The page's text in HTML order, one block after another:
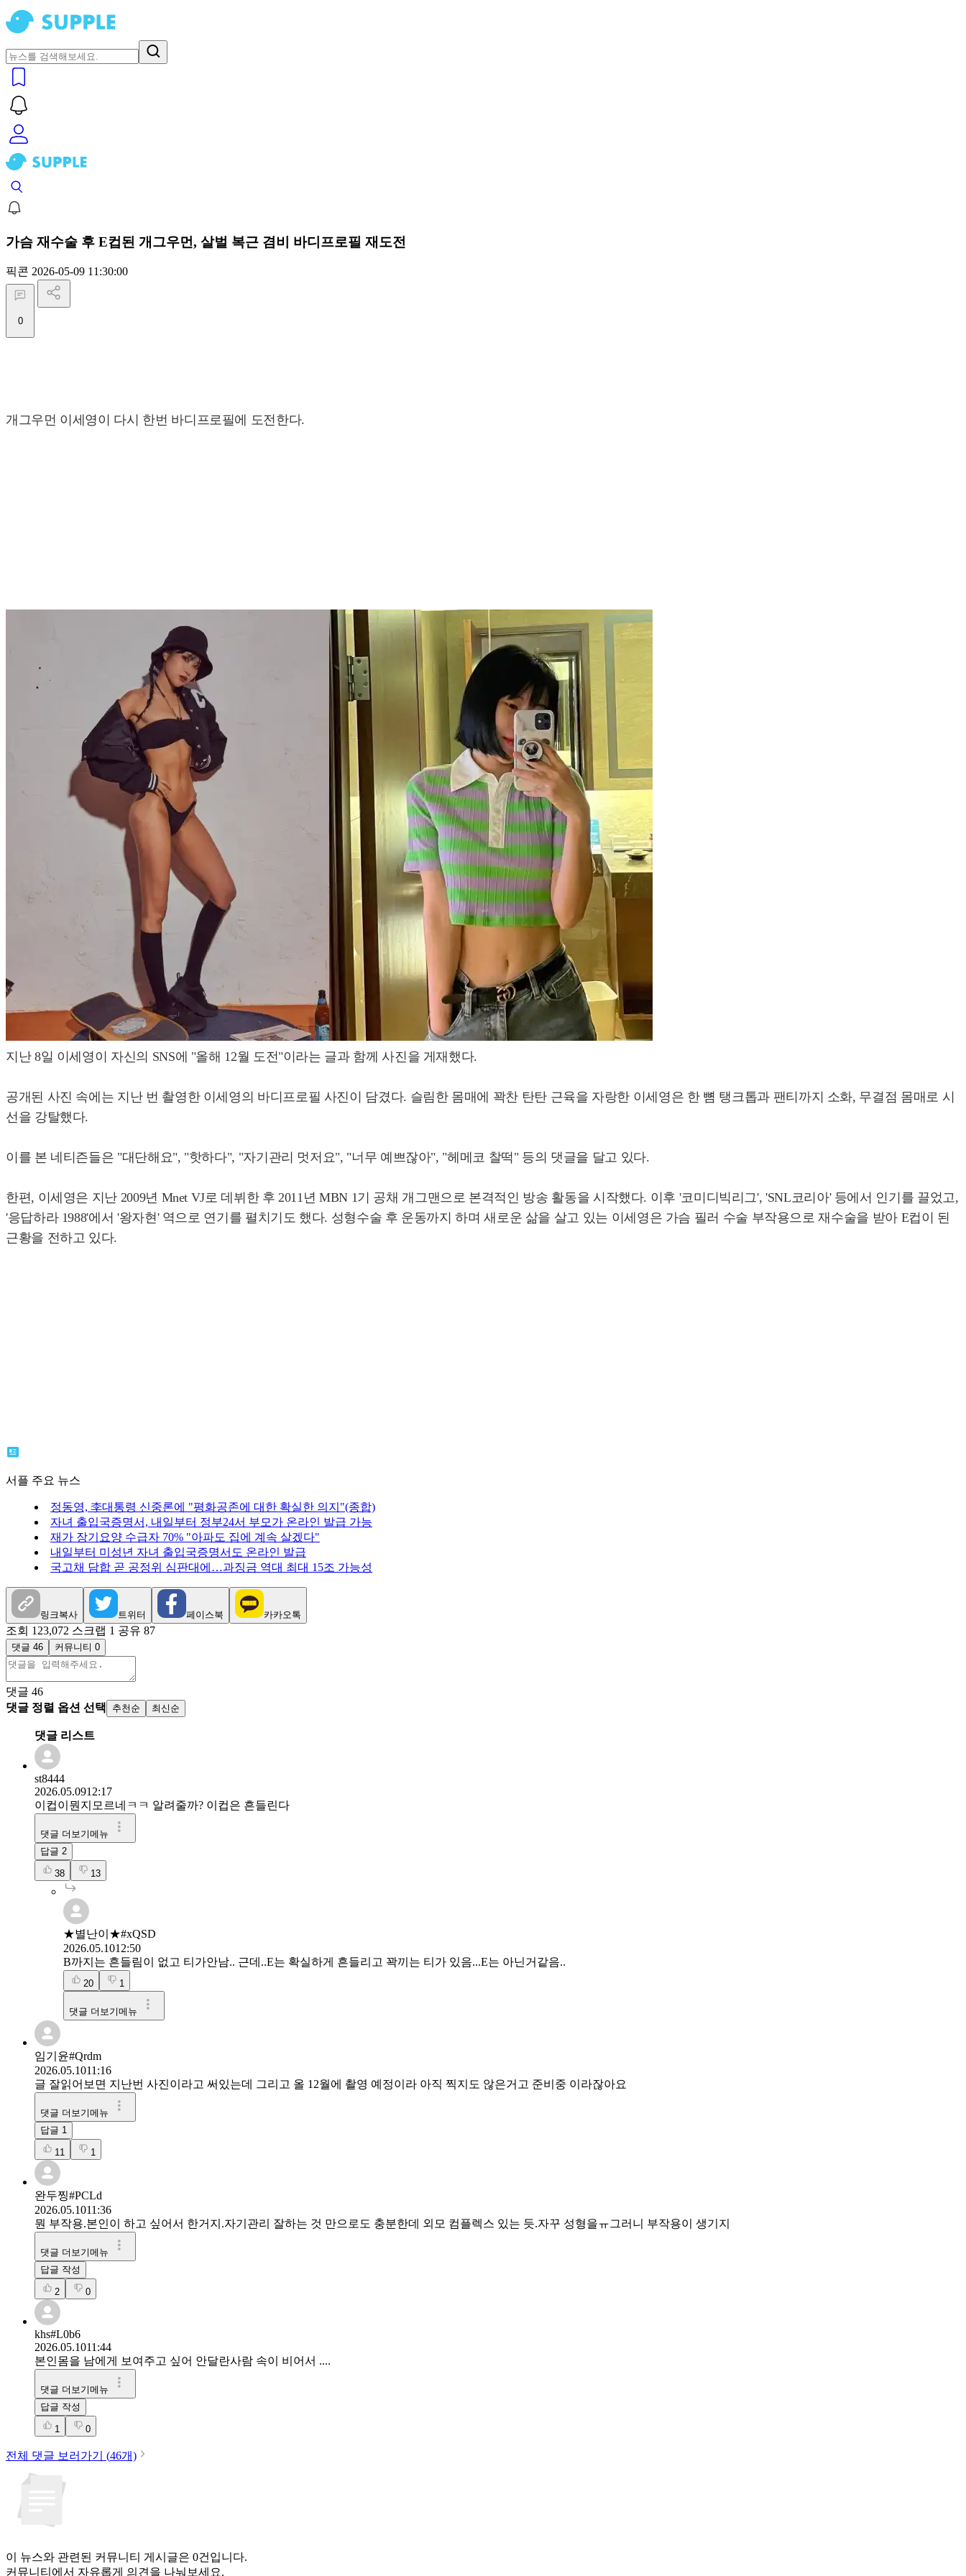
가슴 재수술 후 E컵된 개그우먼, 살벌 복근 겸비 바디프로필 재도전
픽콘 2026-05-09 11:30:00
0
개그우먼 이세영이 다시 한번 바디프로필에 도전한다.
지난 8일 이세영이 자신의 SNS에 "올해 12월 도전"이라는 글과 함께 사진을 게재했다.
공개된 사진 속에는 지난 번 촬영한 이세영의 바디프로필 사진이 담겼다. 슬림한 몸매에 꽉찬 탄탄 근육을 자랑한 이세영은 한 뼘 탱크톱과 팬티까지 소화, 무결점 몸매로 시
선을 강탈했다.
이를 본 네티즌들은 "대단해요", "핫하다", "자기관리 멋저요", "너무 예쁘잖아", "헤메코 찰떡" 등의 댓글을 달고 있다.
한편, 이세영은 지난 2009년 Mnet VJ로 데뷔한 후 2011년 MBN 1기 공채 개그맨으로 본격적인 방송 활동을 시작했다. 이후 '코미디빅리그', 'SNL코리아' 등에서 인기를 끌었고,
'응답하라 1988'에서 '왕자현' 역으로 연기를 펼치기도 했다. 성형수술 후 운동까지 하며 새로운 삶을 살고 있는 이세영은 가슴 필러 수술 부작용으로 재수술을 받아 E컵이 된
근황을 전하고 있다.
서플 주요 뉴스
정동영, 李대통령 신중론에 "평화공존에 대한 확실한 의지"(종합)
자녀 출입국증명서, 내일부터 정부24서 부모가 온라인 발급 가능
재가 장기요양 수급자 70% "아파도 집에 계속 살겠다"
내일부터 미성년 자녀 출입국증명서도 온라인 발급
국고채 담합 곧 공정위 심판대에…과징금 역대 최대 15조 가능성
링크복사 트위터 페이스북 카카오톡
조회 123,072 스크랩 1 공유 87
댓글 46 커뮤니티 0
댓글 46
댓글 정렬 옵션 선택
추천순 최신순
댓글 리스트
st8444
2026.05.0912:17
이컵이뭔지모르네ㅋㅋ 알려줄까? 이컵은 흔들린다
댓글 더보기메뉴
답글 2
38 13
★별난이★#xQSD
2026.05.1012:50
B까지는 흔들림이 없고 티가안남.. 근데..E는 확실하게 흔들리고 꽉끼는 티가 있음...E는 아닌거같음..
20 1
댓글 더보기메뉴
임기윤#Qrdm
2026.05.1011:16
글 잘읽어보면 지난번 사진이라고 써있는데 그리고 올 12월에 촬영 예정이라 아직 찍지도 않은거고 준비중 이라잖아요
댓글 더보기메뉴
답글 1
11 1
완두찡#PCLd
2026.05.1011:36
뭔 부작용.본인이 하고 싶어서 한거지.자기관리 잘하는 것 만으로도 충분한데 외모 컴플렉스 있는 듯.자꾸 성형을ㅠ그러니 부작용이 생기지
댓글 더보기메뉴
답글 작성
2 0
khs#L0b6
2026.05.1011:44
본인몸을 남에게 보여주고 싶어 안달란사람 속이 비어서 ....
댓글 더보기메뉴
답글 작성
1 0
전체 댓글 보러가기 (46개)
이 뉴스와 관련된 커뮤니티 게시글은 0건입니다.
커뮤니티에서 자유롭게 의견을 나눠보세요.